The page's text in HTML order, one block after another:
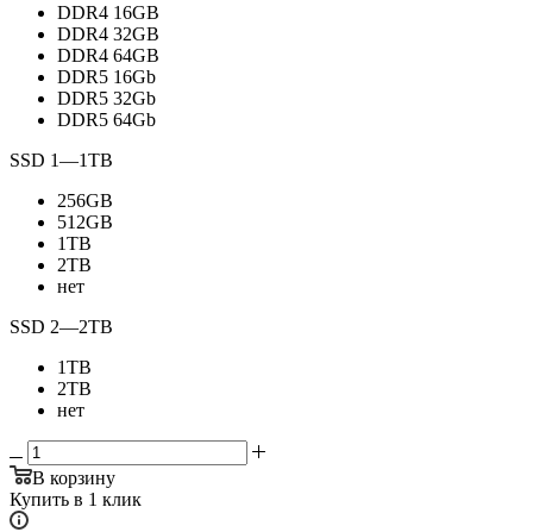
DDR4 16GB
DDR4 32GB
DDR4 64GB
DDR5 16Gb
DDR5 32Gb
DDR5 64Gb
SSD 1—1TB
256GB
512GB
1TB
2TB
нет
SSD 2—2TB
1TB
2TB
нет
В корзину
Купить в 1 клик